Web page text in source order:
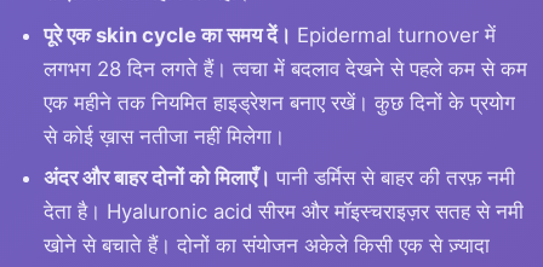
पूरे एक skin cycle का समय दें। Epidermal turnover में
लगभग 28 दिन लगते हैं। त्वचा में बदलाव देखने से पहले कम से कम
एक महीने तक नियमित हाइड्रेशन बनाए रखें। कुछ दिनों के प्रयोग
से कोई ख़ास नतीजा नहीं मिलेगा।
अंदर और बाहर दोनों को मिलाएँ। पानी डर्मिस से बाहर की तरफ़ नमी
देता है। Hyaluronic acid सीरम और मॉइस्चराइज़र सतह से नमी
खोने से बचाते हैं। दोनों का संयोजन अकेले किसी एक से ज़्यादा